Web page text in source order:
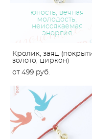
юность, вечная
молодость,
неиссякаемая
энергия
Кролик, заяц
золото, циркон)
от 499 pуб.